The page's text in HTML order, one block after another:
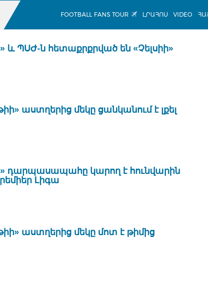
FOOTBALL FANS TOUR ԼՐԱՀՈՍ VIDEO
և ՊՍԺ-ն հետաքրքրված են «Չելսիի»
աստղերից մեկը ցանկանում է լքել
դարպասապահը կարող է հունվարին
Լիգա
աստղերից մեկը մոտ է թիմից